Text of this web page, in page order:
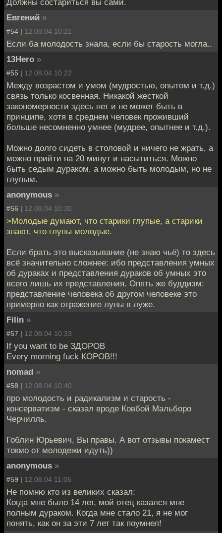
Евгений »
#54 | 12.08.04 10:21
Если ба молодость знала, если бы старость могла..
13Hero »
#55 | 12.08.04 10:22
Между возрастом и умом (мудростью, опытом и т.д.)
связь только косвенная. Никакой жесткой
закономерности здесь нет и не может быть в
принципе, хотя в среднем человек проживший
больше несомненно умнее (мудрее, опытнее и т.д.).
Можно долго сидеть в столовой и ничего не жрать, а
можно прийти на 20 минут и насытиться. Можно
быть седым дураком, а можно быть молодым, но не
глупым.
anonymous »
#56 | 12.08.04 10:30
>Молодые думают, что старики глупые, а старики
знают, что глупы молодые.
Если брать это высказывание (не знаю чьё) то здесь
всё значительно сложнее: ибо представления умных
об дураках и представления дураков об умных это
всего лишь их представления. Опять же буддизм:
представление человека об другом человеке это
примерно как отражение луны в луже.
Filin »
#57 | 12.08.04 10:33
If you want to be ЗДОРОВ
Every morning fuck КОРОВ!!!
nomad »
#58 | 12.08.04 10:40
про молодость и радикализм и старость -
консерватизм - сказал вроде Ковбой Мальборо
Черчилль.
Гоблин Юрьевич, Вы правы. А вот отзывы покамест
токмо от молодежи идуть))
anonymous »
#59 | 12.08.04 11:05
Не помню кто из великих сказал:
Когда мне было 14 лет, мой отец казался мне
полным дураком. Когда мне стало 21, я не мог
понять, как он за эти 7 лет так поумнел!